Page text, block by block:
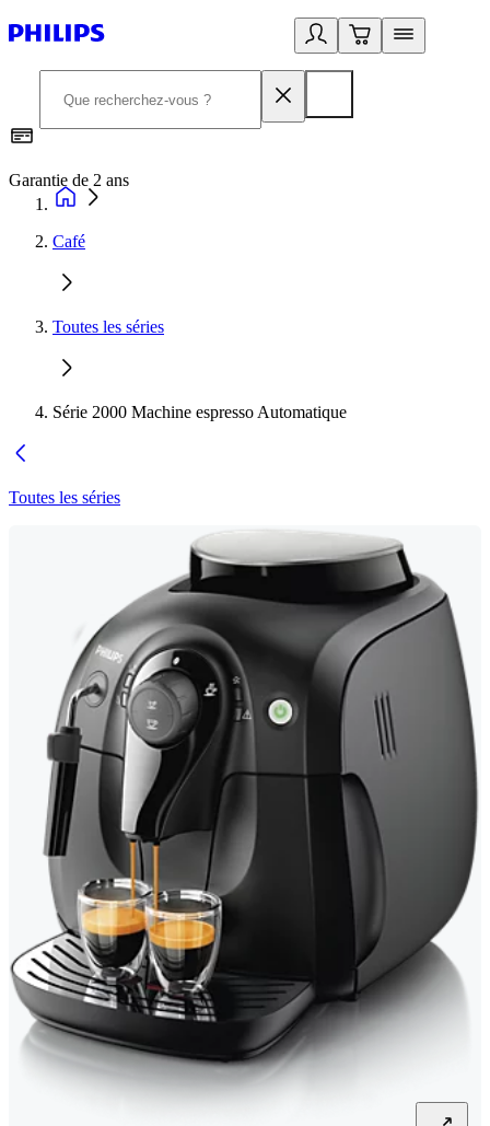
Garantie de 2 ans
Café
Toutes les séries
Série 2000 Machine espresso Automatique
Toutes les séries